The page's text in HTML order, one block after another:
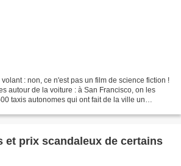
: non, ce n'est pas un film de science fiction !
autour de la voiture : à San Francisco, on les
taxis autonomes qui ont fait de la ville un
et prix scandaleux de certains